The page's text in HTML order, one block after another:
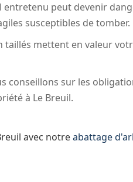
entretenu peut devenir
susceptibles de tomber.
taillés mettent en valeur
conseillons sur les
à Le Breuil.
avec notreabattage